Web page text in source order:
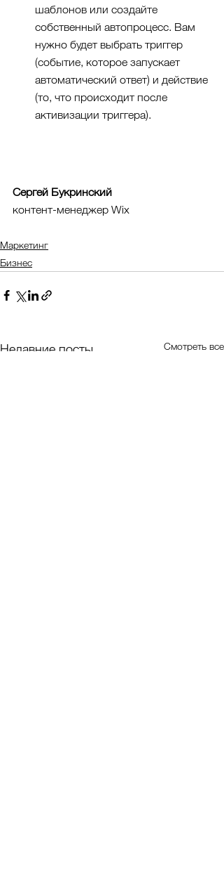
шаблонов или создайте
собственный автопроцесс. Вам
нужно будет выбрать триггер
(событие, которое запускает
автоматический ответ) и действие
(то, что происходит после
активизации триггера).
Сергей Букринский
контент-менеджер Wix
Маркетинг
Бизнес
Недавние посты Смотреть все